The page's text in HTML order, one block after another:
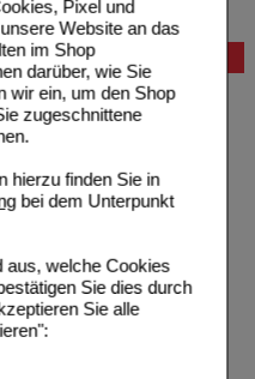
Pixel und
Website an das
im Shop
darüber, wie Sie
wir ein, um den Shop
zugeschnittene
hierzu finden Sie in
bei dem Unterpunkt
aus, welche Cookies
Sie dies durch
Sie alle
Bestellung
Hilfe zur Anmeldung
Hilfe zum Bestellvorgang
Zahlungsmöglichkeiten
Freiumschläge anfordern
Freiumschläge downloaden
Widerrufsformular
Problembehebung
Bestellschein